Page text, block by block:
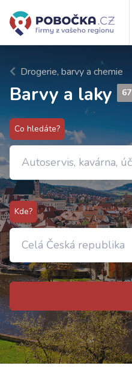
Drogerie, barvy a chemie
Barvy a laky 67
Co hledáte?
Kde?